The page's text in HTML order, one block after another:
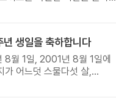
생일을 축하합니다
월 1일, 2001년 8월 1일에
가 어느덧 스물다섯 살,